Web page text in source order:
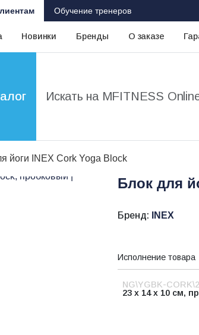
Обучение тренеров
Новинки Бренды О заказе
йоги INEX Cork Yoga Block
Блок для
Бренд: INEX
Исполнение товара
NG\YGBK-
23 x 14 x 10 cм,